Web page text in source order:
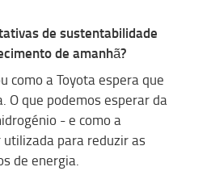
de sustentabilidade
de amanhã?
como a Toyota espera que
O que podemos esperar da
énio - e como a
utilizada para reduzir as
de energia.